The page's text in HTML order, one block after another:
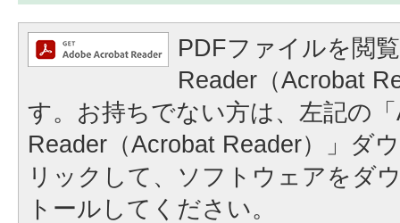
PDFファイルを閲
Reader（Acrobat
す。お持ちでない方は、左記の
Reader（Acrobat Reader）」ダ
リックして、ソフトウェアをダ
トールしてください。